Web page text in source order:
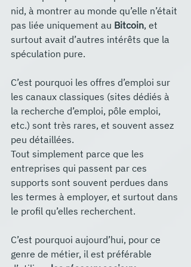
nid, à montrer au monde qu’elle n’était
pas liée uniquement au Bitcoin, et
surtout avait d’autres intérêts que la
spéculation pure.
C’est pourquoi les offres d’emploi sur
les canaux classiques (sites dédiés à
la recherche d’emploi, pôle emploi,
etc.) sont très rares, et souvent assez
peu détaillées.
Tout simplement parce que les
entreprises qui passent par ces
supports sont souvent perdues dans
les termes à employer, et surtout dans
le profil qu’elles recherchent.
C’est pourquoi aujourd’hui, pour ce
genre de métier, il est préférable